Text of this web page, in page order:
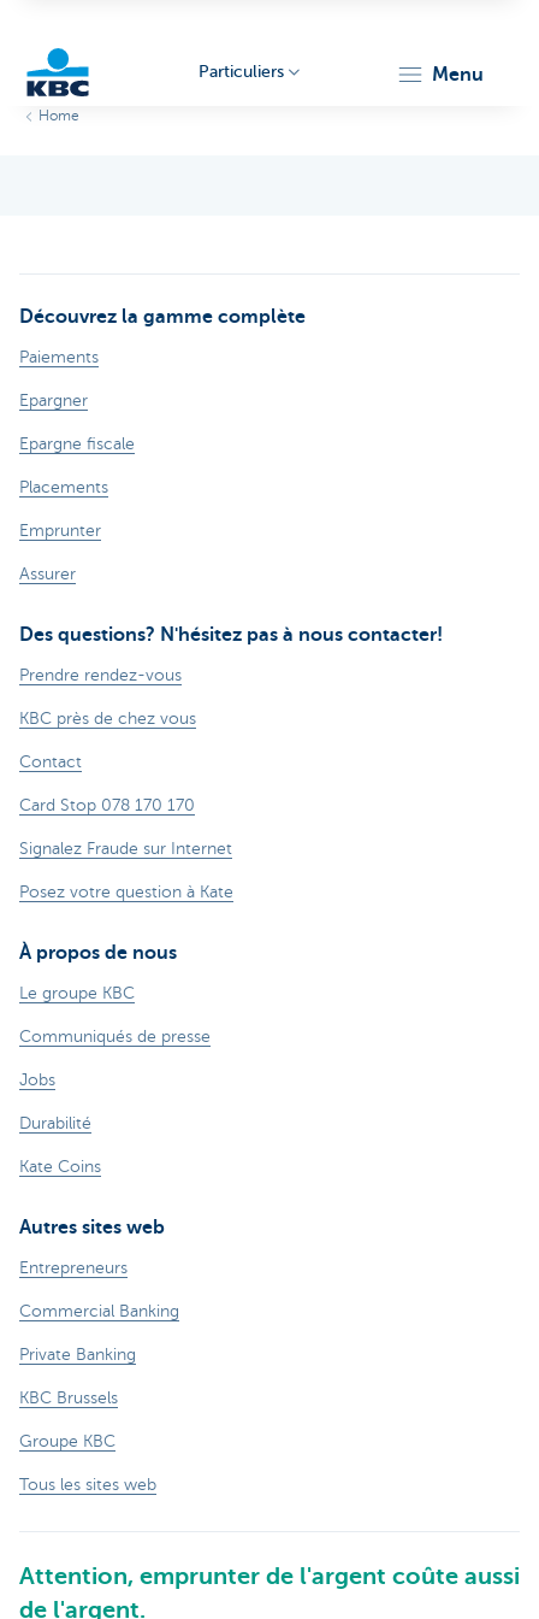
Particuliers menu
Home
Découvrez la gamme complète
Paiements
Epargner
Epargne fiscale
Placements
Emprunter
Assurer
Des questions? N'hésitez pas à nous contacter!
Prendre rendez-vous
KBC près de chez vous
Contact
Card Stop 078 170 170
Signalez Fraude sur Internet
Posez votre question à Kate
À propos de nous
Le groupe KBC
Communiqués de presse
Jobs
Durabilité
Kate Coins
Autres sites web
Entrepreneurs
Commercial Banking
Private Banking
KBC Brussels
Groupe KBC
Tous les sites web
Attention, emprunter de l'argent coûte aussi
de l'argent.